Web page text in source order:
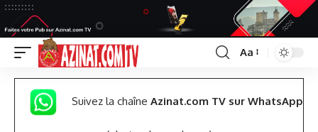
Font
Resizer
Aa
Suivez la chaîne Azinat.com TV sur WhatsApp